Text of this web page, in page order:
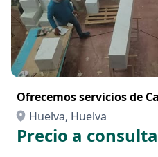
Ofrecemos servicios de
Huelva, Huelva
Precio a